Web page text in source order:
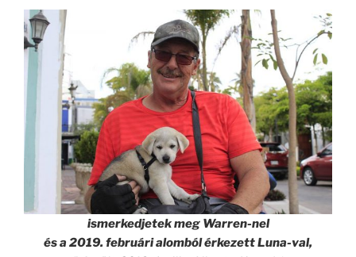
ismerkedjetek meg Warren-nel
és a 2019. februári alomból érkezett Luna-val,